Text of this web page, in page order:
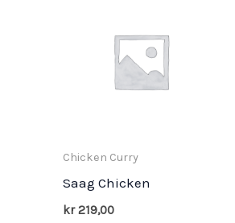
Chicken Curry
Saag Chicken
kr219,00